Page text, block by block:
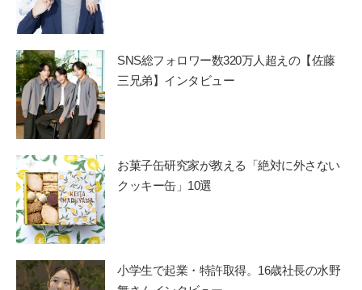
SNS総フォロワー数320万人超えの【佐藤
三兄弟】インタビュー
お菓子缶研究家が教える「絶対に外さない
クッキー缶」10選
小学生で起業・特許取得。16歳社長の水野